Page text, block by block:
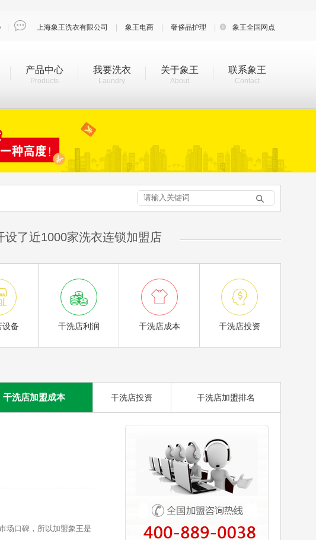
 上海象王洗衣有限公司 象王电商 奢侈品护理  象王全国网点
产品中心
Products
我要洗衣
Laundry
关于象王
About
联系象王
Contact

了近1000家洗衣连锁加盟店
设备

干洗店利润

干洗店成本

干洗店投资
干洗店加盟成本 干洗店投资 干洗店加盟排名
场口碑，所以加盟象王是